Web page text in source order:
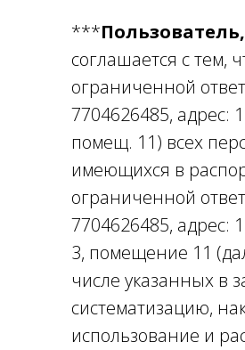
***
соглашается с тем,
ограниченной
7704626485, адрес:
помещ. 11) всех
имеющихся в
ограниченной
7704626485, адрес:
3, помещение 11
числе указанных в
систематизацию,
использование и